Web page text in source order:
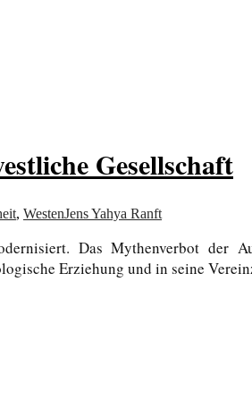
Gesellschaft
, WestenJens Yahya Ranft
Das Mythenverbot der
Erziehung und in seine